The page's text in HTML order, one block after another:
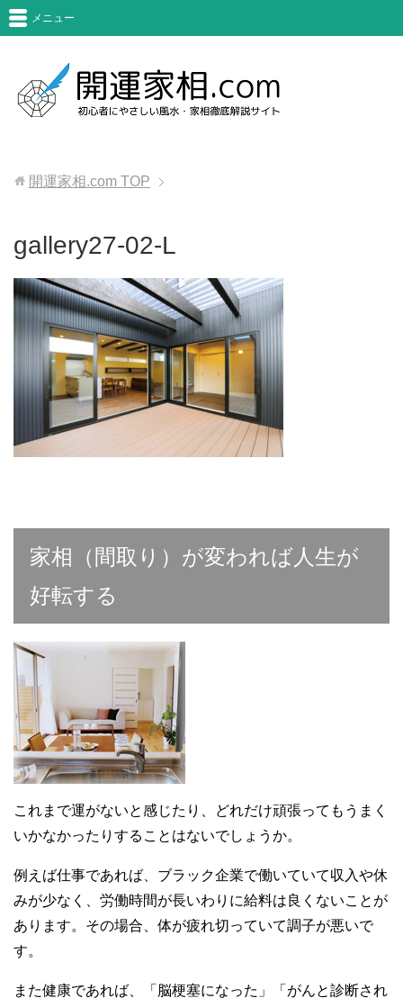
メニュー
開運家相.com TOP
gallery27-02-L
家相（間取り）が変われば人生が
好転する
これまで運がないと感じたり、どれだけ頑張ってもうまく
いかなかったりすることはないでしょうか。
例えば仕事であれば、ブラック企業で働いていて収入や休
みが少なく、労働時間が長いわりに給料は良くないことが
あります。その場合、体が疲れ切っていて調子が悪いで
す。
また健康であれば、「脳梗塞になった」「がんと診断され